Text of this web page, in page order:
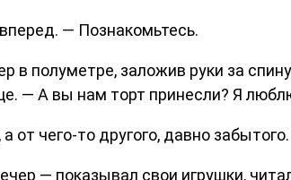
— Познакомьтесь.
полуметре, заложив руки за
— А вы нам торт принесли? Я
чего-то другого, давно
— показывал свои игрушки,